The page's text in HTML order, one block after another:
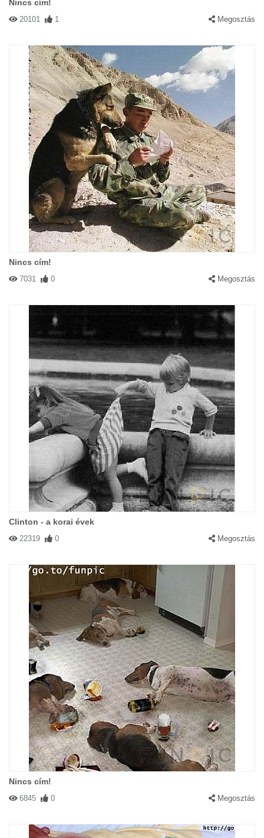
Nincs cím!
20101 1 Megosztás
Nincs cím!
7031 0 Megosztás
Clinton - a korai évek
22319 0 Megosztás
Nincs cím!
6845 0 Megosztás